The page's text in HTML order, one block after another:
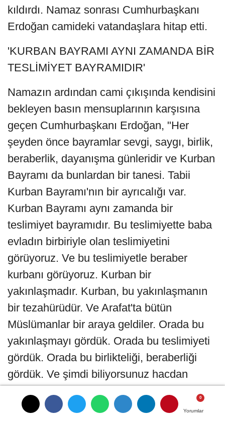
Yorumlar
Yorumlar
Yorumlar
kıldırdı. Namaz sonrası Cumhurbaşkanı
Erdoğan camideki vatandaşlara hitap etti.
'KURBAN BAYRAMI AYNI ZAMANDA BİR
TESLİMİYET BAYRAMIDIR'
Namazın ardından cami çıkışında kendisini
bekleyen basın mensuplarının karşısına
geçen Cumhurbaşkanı Erdoğan, "Her
şeyden önce bayramlar sevgi, saygı, birlik,
beraberlik, dayanışma günleridir ve Kurban
Bayramı da bunlardan bir tanesi. Tabii
Kurban Bayramı'nın bir ayrıcalığı var.
Kurban Bayramı aynı zamanda bir
teslimiyet bayramıdır. Bu teslimiyette baba
evladın birbiriyle olan teslimiyetini
görüyoruz. Ve bu teslimiyetle beraber
kurbanı görüyoruz. Kurban bir
yakınlaşmadır. Kurban, bu yakınlaşmanın
bir tezahürüdür. Ve Arafat'ta bütün
Müslümanlar bir araya geldiler. Orada bu
yakınlaşmayı gördük. Orada bu teslimiyeti
gördük. Orada bu birlikteliği, beraberliği
gördük. Ve şimdi biliyorsunuz hacdan
kardeşlerimizin haccını kabul etsin. Rabbim